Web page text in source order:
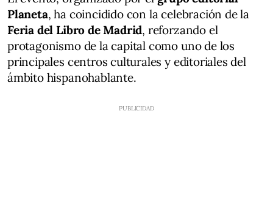
Planeta, ha coincidido con la celebración de la
Feria del Libro de Madrid, reforzando el
protagonismo de la capital como uno de los
principales centros culturales y editoriales del
ámbito hispanohablante.